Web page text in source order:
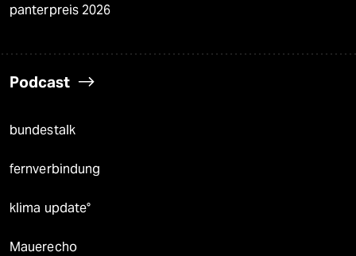
panterpreis 2026
Podcast
bundestalk
fernverbindung
klima update°
Mauerecho